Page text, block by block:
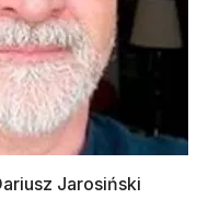
Jarosiński